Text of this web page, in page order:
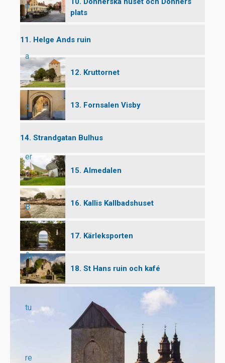
n
a
d
er
B
Åt
tu
re
plats
11. Helge Ands ruin
12. Kruttornet
13. Fornsalen Visby
14. Strandgatan Bulhus
15. Almedalen
16. Kallis Kallbadshuset
17. Kärleksporten
18. St Hans ruin och kafé